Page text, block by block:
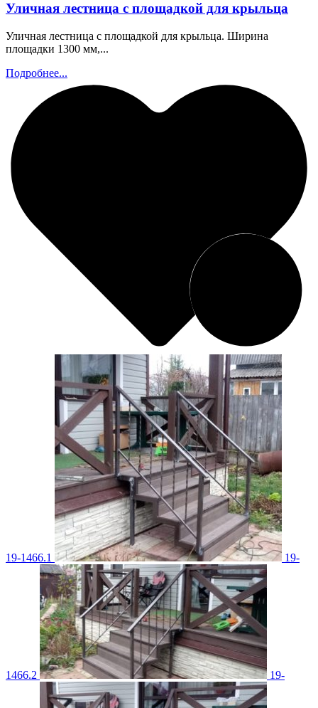
Уличная лестница с площадкой для крыльца
Уличная лестница с площадкой для крыльца. Ширина
площадки 1300 мм,...
Подробнее...
19-1466.1 19-
1466.2 19-